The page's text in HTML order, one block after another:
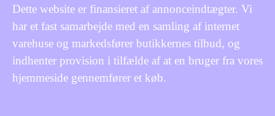
Dette website er finansieret af annonceindtægter. Vi
har et fast samarbejde med en samling af internet
varehuse og markedsfører butikkernes tilbud, og
indhenter provision i tilfælde af at en bruger fra vores
hjemmeside gennemfører et køb.